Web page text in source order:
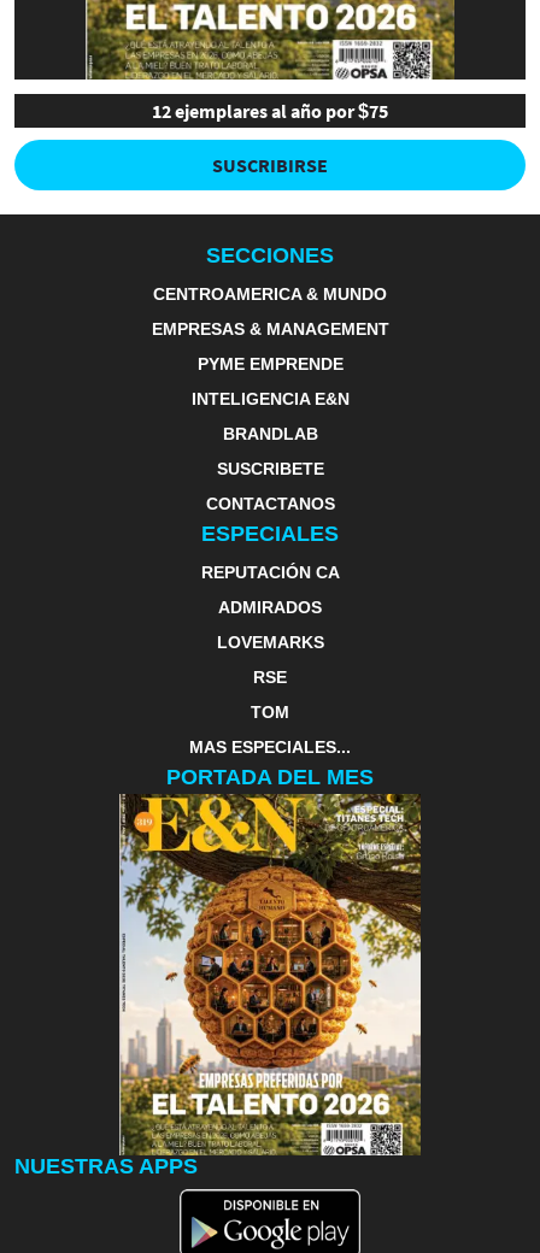
12 ejemplares al año por $75
SUSCRIBIRSE
SECCIONES
CENTROAMERICA & MUNDO
EMPRESAS & MANAGEMENT
PYME EMPRENDE
INTELIGENCIA E&N
BRANDLAB
SUSCRIBETE
CONTACTANOS
ESPECIALES
REPUTACIÓN CA
ADMIRADOS
LOVEMARKS
RSE
TOM
MAS ESPECIALES...
PORTADA DEL MES
NUESTRAS APPS